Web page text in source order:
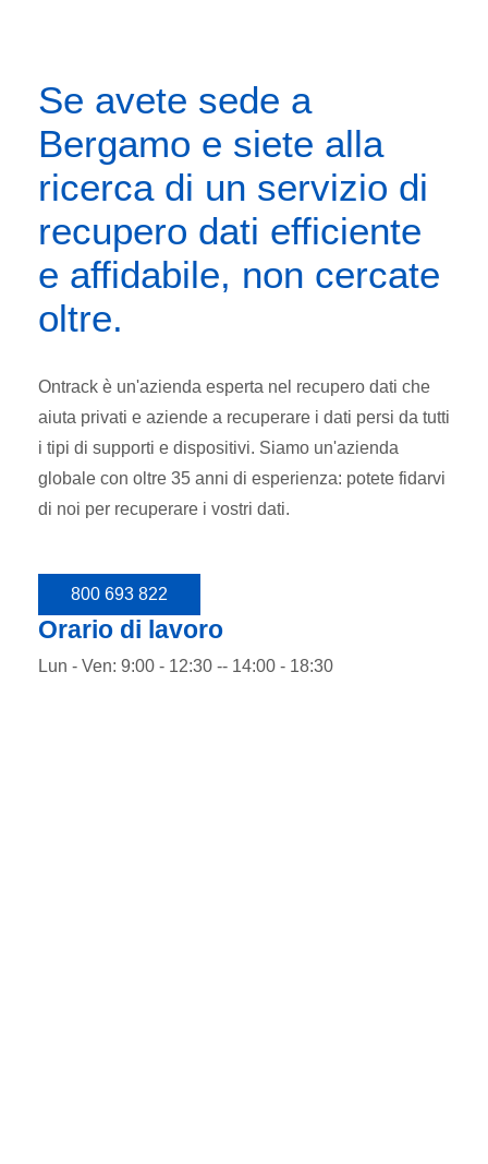
Se avete sede a
Bergamo e siete alla
ricerca di un servizio di
recupero dati efficiente
e affidabile, non cercate
oltre.
Ontrack è un'azienda esperta nel recupero dati che
aiuta privati e aziende a recuperare i dati persi da tutti
i tipi di supporti e dispositivi. Siamo un'azienda
globale con oltre 35 anni di esperienza: potete fidarvi
di noi per recuperare i vostri dati.
800 693 822
Orario di lavoro
Lun - Ven: 9:00 - 12:30 -- 14:00 - 18:30